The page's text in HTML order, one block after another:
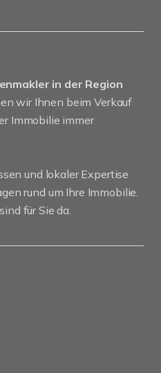
in der Region
wir Ihnen beim Verkauf
Immobilie immer
und lokaler Expertise
rund um Ihre Immobilie.
für Sie da.